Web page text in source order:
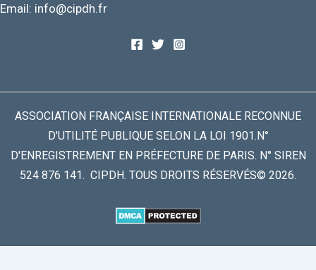
Email: info@cipdh.fr
ASSOCIATION FRANÇAISE INTERNATIONALE RECONNUE
D'UTILITÉ PUBLIQUE SELON LA LOI 1901.N°
D'ENREGISTREMENT EN PRÉFECTURE DE PARIS. N° SIREN
524 876 141. CIPDH. TOUS DROITS RÉSERVÉS© 2026.